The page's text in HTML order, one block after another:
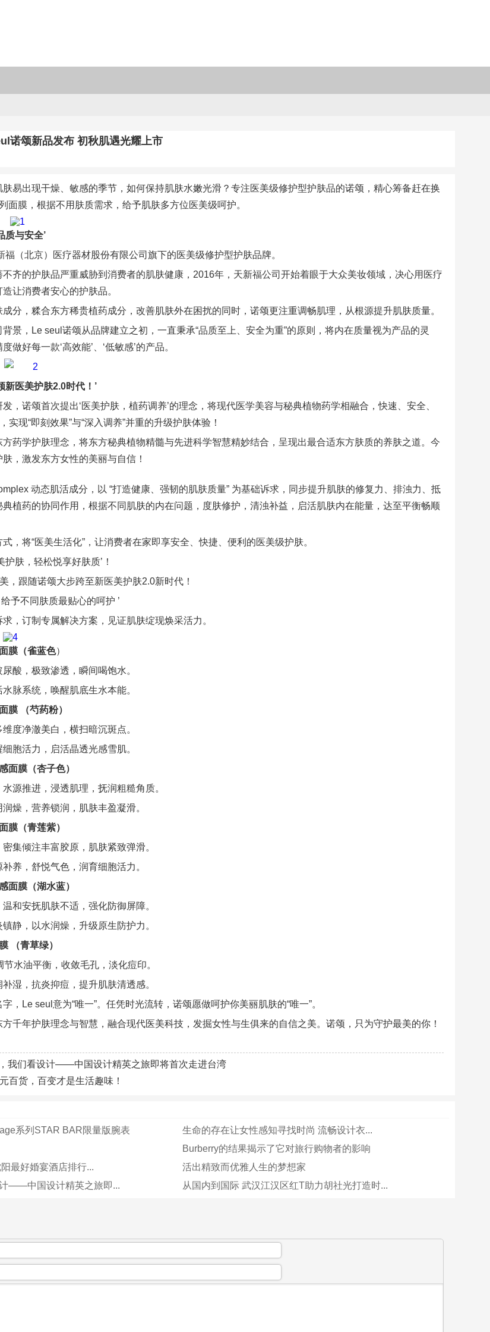
诺颂新品发布 初秋肌遇光耀上市
易出现干燥、敏感的季节，如何保持肌肤水嫩光滑？专注医美级修护型护肤品的诺颂，精心筹备赶在换
面膜，根据不用肤质需求，给予肌肤多方位医美级呵护。
质与安全’
福（北京）医疗器材股份有限公司旗下的医美级修护型护肤品牌。
不齐的护肤品严重威胁到消费者的肌肤健康，2016年，天新福公司开始着眼于大众美妆领域，决心用医疗
让消费者安心的护肤品。
分，糅合东方稀贵植药成分，改善肌肤外在困扰的同时，诺颂更注重调畅肌理，从根源提升肌肤质量。
景，Le seul诺颂从品牌建立之初，一直秉承“品质至上、安全为重”的原则，将内在质量视为产品的灵
做好每一款‘高效能’、‘低敏感’的产品。
新医美护肤2.0时代！’
，诺颂首次提出‘医美护肤，植药调养’的理念，将现代医学美容与秘典植物药学相融合，快速、安全、
实现“即刻效果”与“深入调养”并重的升级护肤体验！
方药学护肤理念，将东方秘典植物精髓与先进科学智慧精妙结合，呈现出最合适东方肤质的养肤之道。今
，激发东方女性的美丽与自信！
动态肌活成分，以 “打造健康、强韧的肌肤质量” 为基础诉求，同步提升肌肤的修复力、排浊力、抵
植药的协同作用，根据不同肌肤的内在问题，度肤修护，清浊补益，启活肌肤内在能量，达至平衡畅顺
，将“医美生活化”，让消费者在家即享安全、快捷、便利的医美级护肤。
护肤，轻松悦享好肤质’！
，跟随诺颂大步跨至新医美护肤2.0新时代！
予不同肤质最贴心的呵护 ’
，订制专属解决方案，见证肌肤绽现焕采活力。
膜（雀蓝色）
酸，极致渗透，瞬间喝饱水。
脉系统，唤醒肌底生水本能。
膜 （芍药粉）
度净澈美白，横扫暗沉斑点。
胞活力，启活晶透光感雪肌。
面膜（杏子色）
源推进，浸透肌理，抚润粗糙角质。
燥，营养锁润，肌肤丰盈凝滑。
膜（青莲紫）
集倾注丰富胶原，肌肤紧致弹滑。
养，舒悦气色，润育细胞活力。
面膜（湖水蓝）
和安抚肌肤不适，强化防御屏障。
静，以水润燥，升级原生防护力。
（青草绿）
水油平衡，收敛毛孔，淡化痘印。
湿，抗炎抑痘，提升肌肤清透感。
，Le seul意为“唯一”。任凭时光流转，诺颂愿做呵护你美丽肌肤的“唯一”。
千年护肤理念与智慧，融合现代医美科技，发掘女性与生俱来的自信之美。诺颂，只为守护最美的你！
我们看设计——中国设计精英之旅即将首次走进台湾
百货，百变才是生活趣味！
系列STAR BAR限量版腕表
生命的存在让女性感知寻找时尚 流畅设计衣...
Burberry的结果揭示了它对旅行购物者的影响
最好婚宴酒店排行...
活出精致而优雅人生的梦想家
——中国设计精英之旅即...
从国内到国际 武汉江汉区红T助力胡社光打造时...